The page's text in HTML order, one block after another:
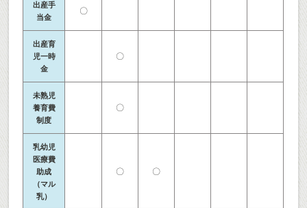
出産手
当金
〇
出産育
児一時
金
〇
未熟児
養育費
制度
〇
乳幼児
医療費
助成
（マル
乳）
〇 〇